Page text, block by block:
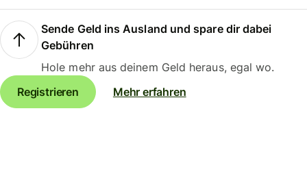
Sende Geld ins Ausland und spare dir dabei
Gebühren
Hole mehr aus deinem Geld heraus, egal wo.
Registrieren
Mehr erfahren